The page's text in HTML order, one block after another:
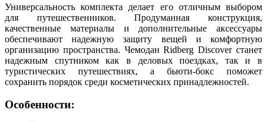
Универсальность комплекта делает его отличным выбором
для путешественников. Продуманная конструкция,
качественные материалы и дополнительные аксессуары
обеспечивают надежную защиту вещей и комфортную
организацию пространства. Чемодан Ridberg Discover станет
надежным спутником как в деловых поездках, так и в
туристических путешествиях, а бьюти-бокс поможет
сохранить порядок среди косметических принадлежностей.
Особенности: